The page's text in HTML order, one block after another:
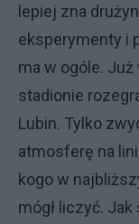
lepiej zna
eksperymenty i
ma w ogóle. Już
stadionie
Lubin. Tylko
atmosferę na
kogo w
mógł liczyć.